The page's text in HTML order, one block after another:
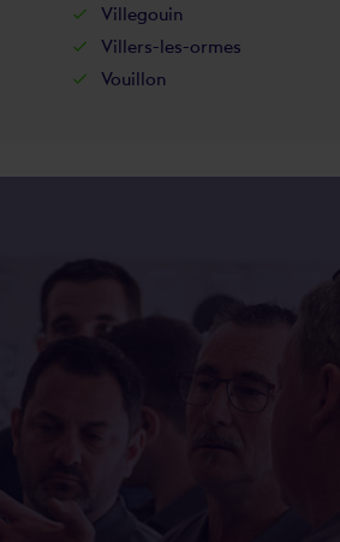
Villegouin
Villers-les-ormes
Vouillon